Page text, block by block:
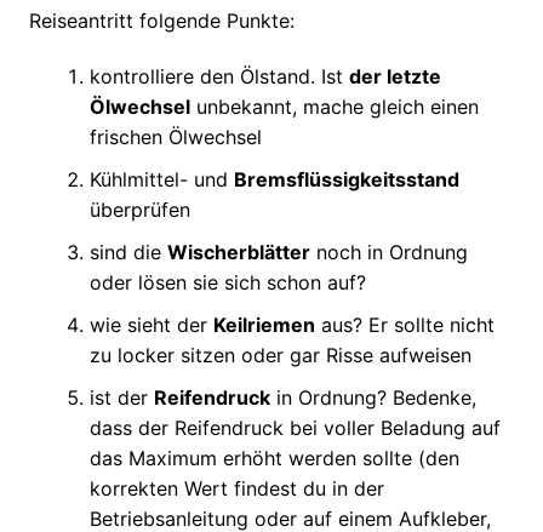
Reiseantritt folgende Punkte:
kontrolliere den Ölstand. Ist der letzte
Ölwechselunbekannt, mache gleich einen
frischen Ölwechsel
Kühlmittel- und Bremsflüssigkeitsstand
überprüfen
sind die Wischerblätternoch in Ordnung
oder lösen sie sich schon auf?
wie sieht der Keilriemen aus? Er sollte nicht
zu locker sitzen oder gar Risse aufweisen
ist der Reifendruckin Ordnung? Bedenke,
dass der Reifendruck bei voller Beladung auf
das Maximum erhöht werden sollte (den
korrekten Wert findest du in der
Betriebsanleitung oder auf einem Aufkleber,